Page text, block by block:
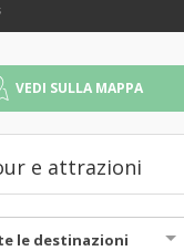
VEDI SULLA MAPPA
e attrazioni
le destinazioni